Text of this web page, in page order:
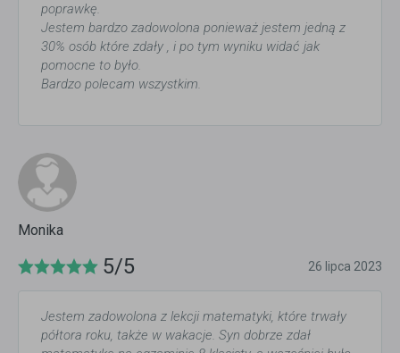
poprawkę.
Jestem bardzo zadowolona ponieważ jestem jedną z
30% osób które zdały , i po tym wyniku widać jak
pomocne to było.
Bardzo polecam wszystkim.
Monika
5/5 26 lipca 2023
Jestem zadowolona z lekcji matematyki, które trwały
półtora roku, także w wakacje. Syn dobrze zdał